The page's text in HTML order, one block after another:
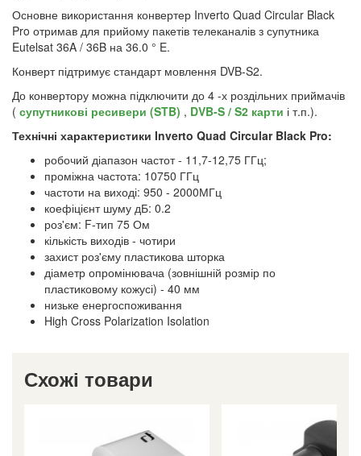
Основне використання конвертер Inverto Quad Circular Black
Pro отримав для прийому пакетів телеканалів з супутника
Eutelsat 36A / 36B на 36.0 ° E.
Конверт підтримує стандарт мовлення DVB-S2.
До конвертору можна підключити до 4 -х роздільних приймачів
( супутникові ресивери (STB) , DVB-S / S2 карти і т.п.).
Технічні характеристики Inverto Quad Circular Black Pro:
робочий діапазон частот - 11,7-12,75 ГГц;
проміжна частота: 10750 ГГц
частоти на виході: 950 - 2000МГц
коефіцієнт шуму дБ: 0.2
роз'єм: F-тип 75 Ом
кількість виходів - чотири
захист роз'єму пластикова шторка
діаметр опромінювача (зовнішній розмір по
пластиковому кожусі) - 40 мм
низьке енергоспоживання
High Cross Polarization Isolation
Схожі товари